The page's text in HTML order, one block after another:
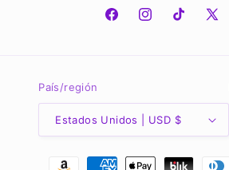
FacebookInstagramTikTokX
País/región
Estados Unidos | USD $
Formas